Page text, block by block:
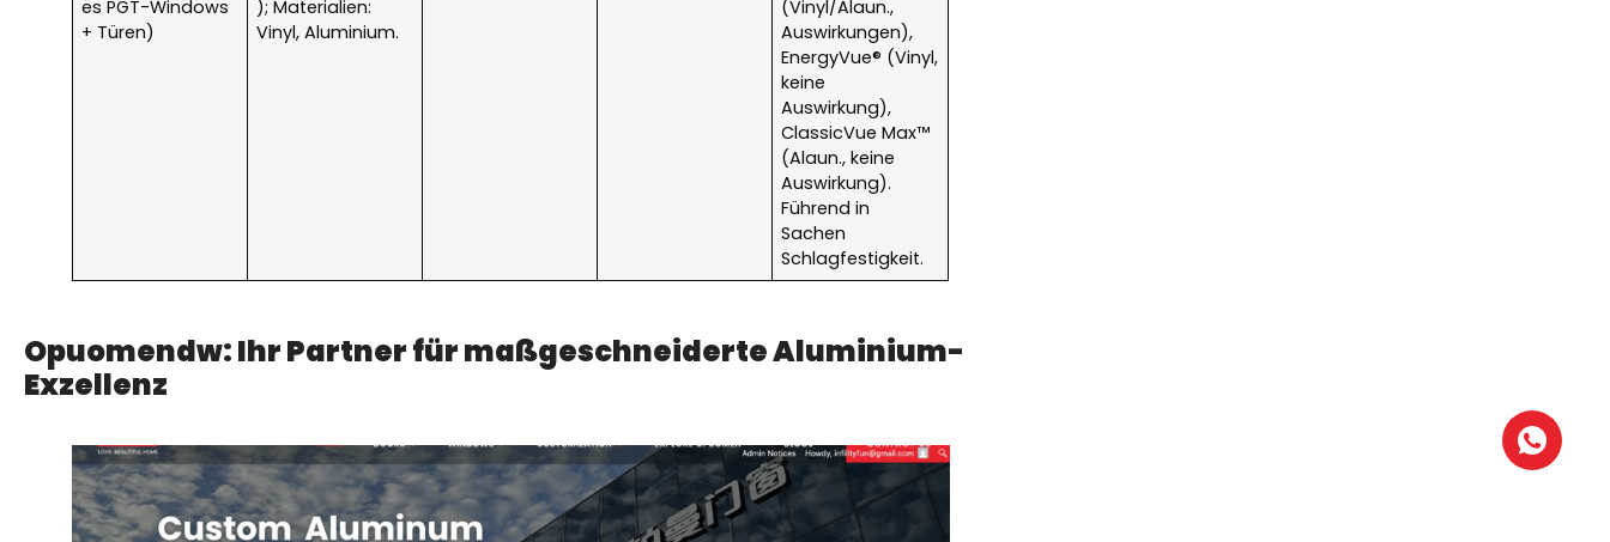
es PGT-Windows
+ Türen)
); Materialien:
Vinyl, Aluminium.
(Vinyl/Alaun.,
Auswirkungen),
EnergyVue® (Vinyl,
keine
Auswirkung),
ClassicVue Max™
(Alaun., keine
Auswirkung).
Führend in
Sachen
Schlagfestigkeit.
Opuomendw: Ihr Partner für maßgeschneiderte Aluminium-
Exzellenz